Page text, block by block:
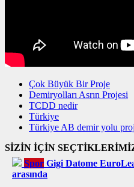
Çok Büyük Bir Proje
Demiryolları Asrın Projesi
TCDD nedir
Türkiye
Türkiye AB demir yolu
SİZİN İÇİN
Spor Gigi Datome
arasında